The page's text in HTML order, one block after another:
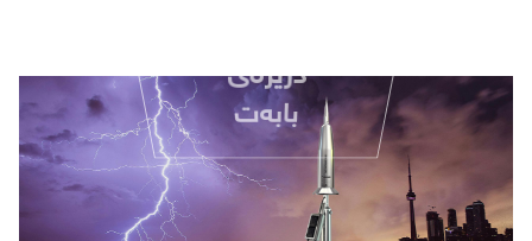
درێژەی
بابەت